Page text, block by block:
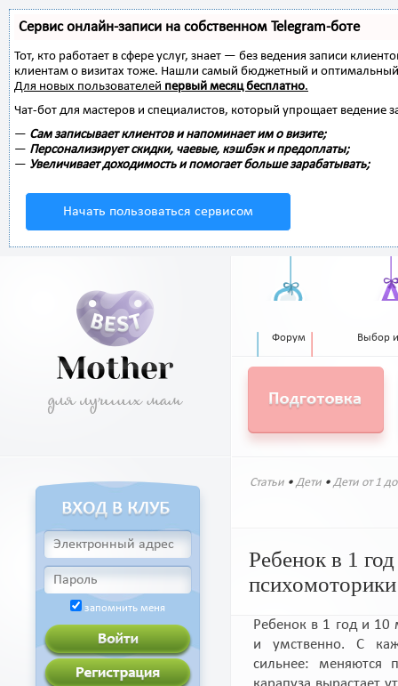
Сервис онлайн-записи на собственном Telegram-боте
Тот, кто работает в сфере услуг, знает — без ведения записи
клиентам о визитах тоже. Нашли самый бюджетный и
Для новых пользователей первый месяц бесплатно.
Чат-бот для мастеров и специалистов, который упрощает ведение
— Сам записывает клиентов и напоминает им о визите;
— Персонализирует скидки, чаевые, кэшбэк и предоплаты;
— Увеличивает доходимость и помогает больше зарабатывать;
Начать пользоваться сервисом
запомнить меня
Форум Выбор
Статьи • Дети • Дети от 1
Ребенок в 1
психомоторики
Ребенок в 1 год и 10
и умственно. С
сильнее: меняются